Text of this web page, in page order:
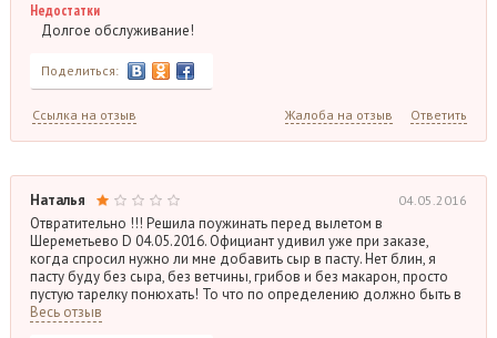
Недостатки
Долгое обслуживание!
Поделиться:
Ссылка на отзыв Жалоба на отзыв Ответить
Наталья 04.05.2016
Отвратительно !!! Решила поужинать перед вылетом в
Шереметьево D 04.05.2016. Официант удивил уже при заказе,
когда спросил нужно ли мне добавить сыр в пасту. Нет блин, я
пасту буду без сыра, без ветчины, грибов и без макарон, просто
пустую тарелку понюхать! То что по определению должно быть в
Весь отзыв